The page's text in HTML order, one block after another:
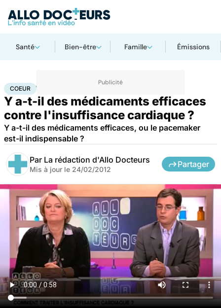
Santé Bien-être Famille Émissions
AccueilSanté Maladies cardiaques
COEUR
Y a-t-il des médicaments efficaces
contre l'insuffisance cardiaque ?
Y a-t-il des médicaments efficaces, ou le pacemaker
est-il indispensable ?
Par La rédaction d'Allo Docteurs
Mis à jour le 24/02/2012
Partager